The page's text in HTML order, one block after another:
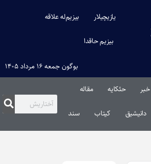
یازیچیلار بیزیم‌له علاقه
بیزیم حاقدا
بوگون جمعه ۱۶ مرداد ۱۴۰۵
خبر حئکایه مقاله‌
دانیشیق کیتاب سند